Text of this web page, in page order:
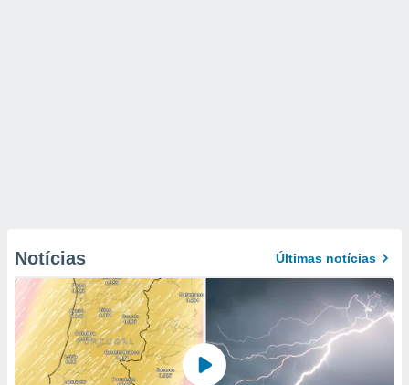
Notícias Últimas notícias